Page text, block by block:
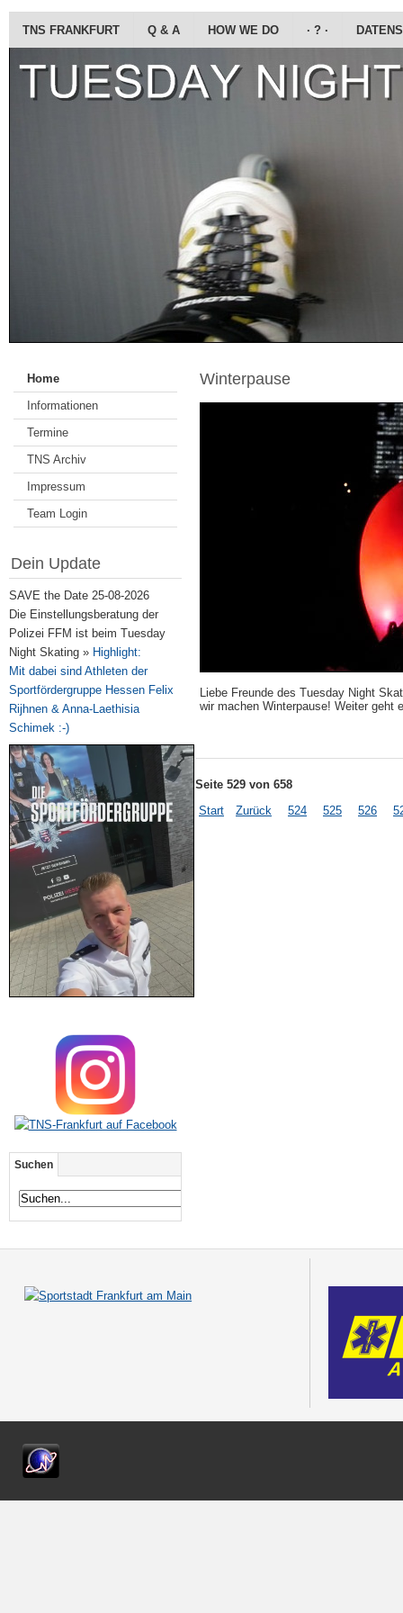
TNS FRANKFURT Q & A HOW WE DO · ? ·
Home
Informationen
Termine
TNS Archiv
Impressum
Team Login
Dein Update
SAVE the Date 25-08-2026
Die Einstellungsberatung der
Polizei FFM ist beim Tuesday
Night Skating » Highlight:
Mit dabei sind Athleten der
Sportfördergruppe Hessen Felix
Rijhnen & Anna-Laethisia
Schimek :-)
Suchen
Winterpause
Liebe Freunde des Tuesday Night
wir machen Winterpause! Weiter geht
Seite 529 von 658
Start
Zurück 524 525 526